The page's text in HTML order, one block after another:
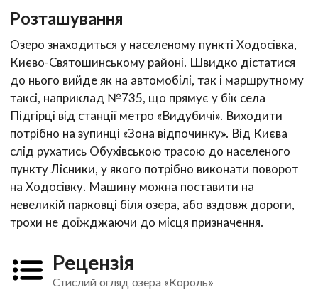
Розташування
Озеро знаходиться у населеному пункті Ходосівка,
Києво-Святошинському районі. Швидко дістатися
до нього вийде як на автомобілі, так і маршрутному
таксі, наприклад №735, що прямує у бік села
Підгірці від станції метро «Видубичі». Виходити
потрібно на зупинці «Зона відпочинку». Від Києва
слід рухатись Обухівською трасою до населеного
пункту Лісники, у якого потрібно виконати поворот
на Ходосівку. Машину можна поставити на
невеликій парковці біля озера, або вздовж дороги,
трохи не доїжджаючи до місця призначення.
Рецензія
Стислий огляд озера «Король»